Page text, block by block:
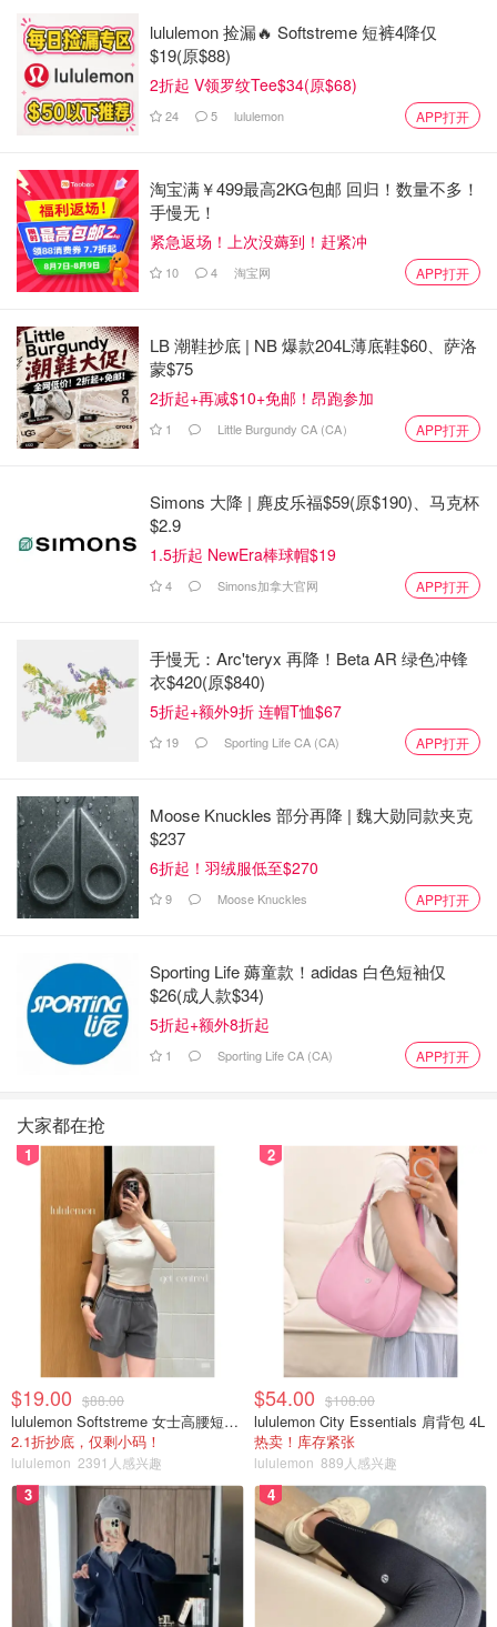
第二天早上，我们就开始出来浪，这里其实非常适合喜欢休
闲游的人，如果喜欢购物的你可能闷了一些。
早上在乌云里吃早餐-Little Cottage & Kitchen，这一家同时也是民宿，如果
吃完早餐，我们就到有纽西兰之城的养牛场-DESA DAILY
FRESH FARM
https://youtu.be/YqK0-vuCQqY
Desa Daily Fresh Farm-养牛场
入门票大概RM5/成人，这里一定要早上来，不然中午就看
不到最美的神山。几位美女都成为我的摄影对象，哈哈。
第2个景点-新发现开始2022尾而已
Alfalfa 草泥马
这是过后发现的景点，因为刚开始不久，入门票RM15/成
人。唯一觉得有点贵是因为里面只有7只草泥马。但是我在
抖音看了那么多，总算终于看到它了，还是有一些好奇。
lululemon 捡漏🔥 Softstreme 短裤4降仅
$19(原$88)
2折起 V领罗纹Tee$34(原$68)
24 5 lululemon APP打开
淘宝满￥499最高2KG包邮 回归！数量不多！
手慢无！
紧急返场！上次没薅到！赶紧冲
10 4 淘宝网 APP打开
LB 潮鞋抄底 | NB 爆款204L薄底鞋$60、萨洛
蒙$75
2折起+再减$10+免邮！昂跑参加
1 Little Burgundy CA (CA） APP打开
Simons 大降 | 麂皮乐福$59(原$190)、马克杯
$2.9
1.5折起 NewEra棒球帽$19
4 Simons加拿大官网 APP打开
手慢无：Arc'teryx 再降！Beta AR 绿色冲锋
衣$420(原$840)
5折起+额外9折 连帽T恤$67
19 Sporting Life CA (CA) APP打开
Moose Knuckles 部分再降 | 魏大勋同款夹克
$237
6折起！羽绒服低至$270
9 Moose Knuckles APP打开
Sporting Life 薅童款！adidas 白色短袖仅
$26(成人款$34)
5折起+额外8折起
1 Sporting Life CA (CA) APP打开
大家都在抢
1
$19.00 $88.00
lululemon Softstreme 女士高腰短裤 10cm
2.1折抄底，仅剩小码！
lululemon 2391人感兴趣
2
$54.00 $108.00
lululemon City Essentials 肩背包 4L
热卖！库存紧张
lululemon 889人感兴趣
3 4